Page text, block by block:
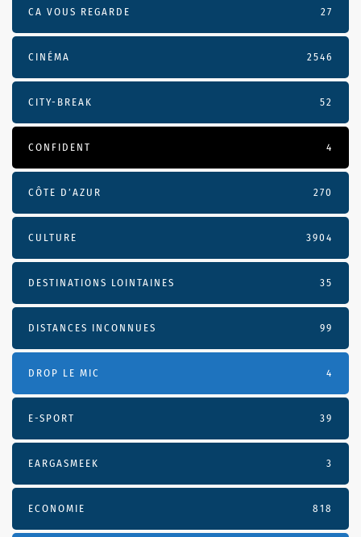
CA VOUS REGARDE 27
CINÉMA 2546
CITY-BREAK 52
CONFIDENT 4
CÔTE D’AZUR 270
CULTURE 3904
DESTINATIONS LOINTAINES 35
DISTANCES INCONNUES 99
DROP LE MIC 4
E-SPORT 39
EARGASMEEK 3
ECONOMIE 818